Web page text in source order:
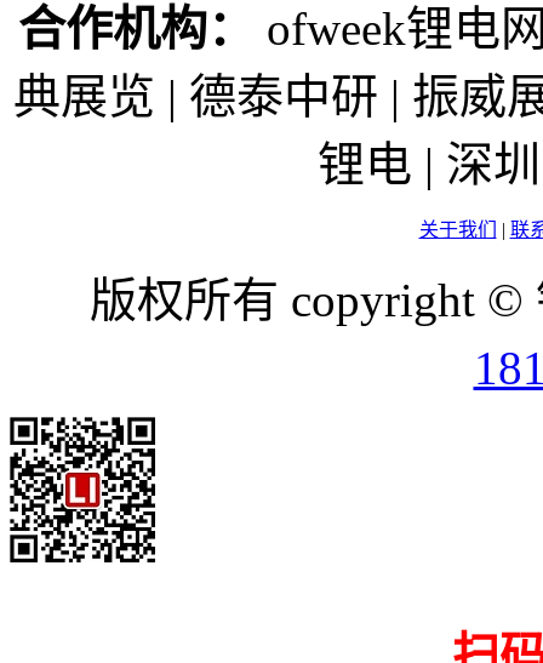
合作机构：
ofweek锂电
典展览 | 德泰中研 | 振威
锂电 | 深
关于我们 | 联
版权所有 copyright